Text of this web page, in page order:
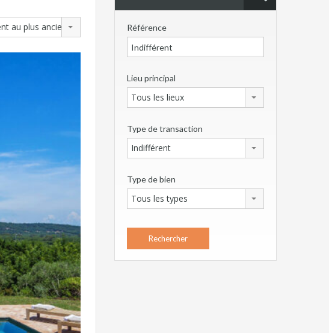
au plus ancien Référence
Lieu principal
Tous les lieux
Type de transaction
Indifférent
Type de bien
Tous les types